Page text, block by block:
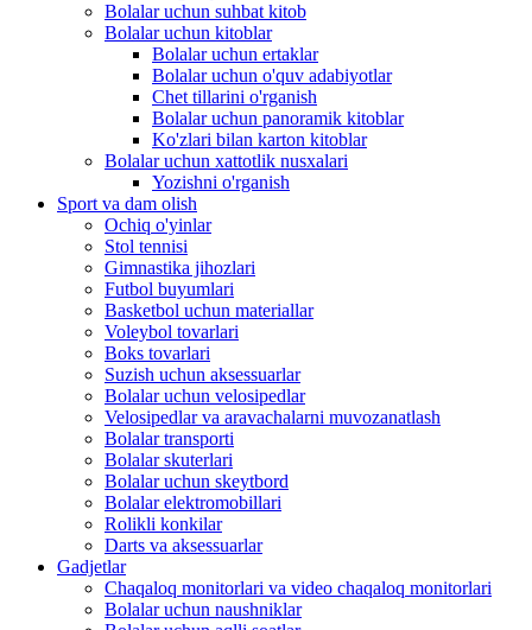
Bolalar uchun suhbat kitob
Bolalar uchun kitoblar
Bolalar uchun ertaklar
Bolalar uchun o'quv adabiyotlar
Chet tillarini o'rganish
Bolalar uchun panoramik kitoblar
Ko'zlari bilan karton kitoblar
Bolalar uchun xattotlik nusxalari
Yozishni o'rganish
Sport va dam olish
Ochiq o'yinlar
Stol tennisi
Gimnastika jihozlari
Futbol buyumlari
Basketbol uchun materiallar
Voleybol tovarlari
Boks tovarlari
Suzish uchun aksessuarlar
Bolalar uchun velosipedlar
Velosipedlar va aravachalarni muvozanatlash
Bolalar transporti
Bolalar skuterlari
Bolalar uchun skeytbord
Bolalar elektromobillari
Rolikli konkilar
Darts va aksessuarlar
Gadjetlar
Chaqaloq monitorlari va video chaqaloq monitorlari
Bolalar uchun naushniklar